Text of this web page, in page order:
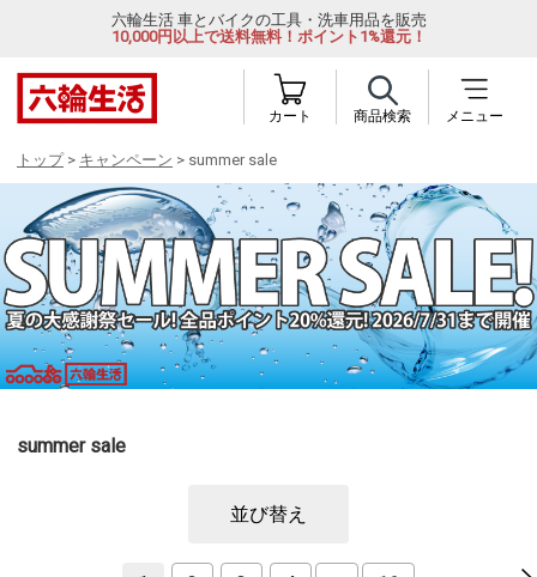
六輪生活 車とバイクの工具・洗車用品を販売
10,000円以上で送料無料！ポイント1%還元！
カート 商品検索 メニュー
トップ> キャンペーン > summer sale
summer sale
並び替え